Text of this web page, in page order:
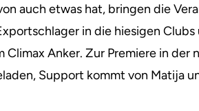
auch etwas hat, bringen die
in die hiesigen
Climax Anker. Zur Premiere in
Support kommt von Matija